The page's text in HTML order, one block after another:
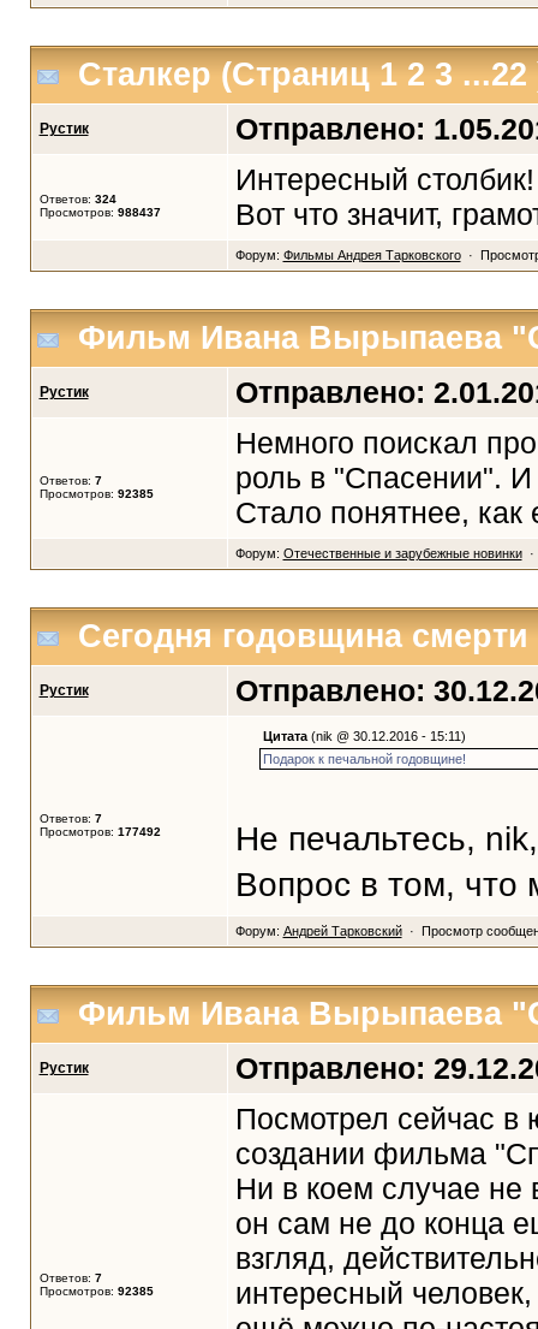
Сталкер (Страниц123...22
Рустик Отправлено:
Ответов: 324
Просмотров: 988437
Интересный
Вот что значит,
Форум: Фильмы Андрея Тарковского·
Фильм Ивана Вырыпаева
Рустик Отправлено:
Ответов: 7
Просмотров: 92385
Немного поискал
роль в "Спасении".
Стало понятнее, как
Форум: Отечественные и зарубежные новинки·
Сегодня годовщина смерти
Рустик Отправлено:
Ответов: 7
Просмотров: 177492
Цитата(nik @ 30.12.2016 - 15:11)
Подарок к печальной годовщине!
Не печальтесь,
Вопрос в том, что
Форум: Андрей Тарковский· Просмотр
Фильм Ивана Вырыпаева
Рустик Отправлено:
Ответов: 7
Просмотров: 92385
Посмотрел сейчас
создании фильма
Ни в коем случае
он сам не до конца
взгляд,
интересный